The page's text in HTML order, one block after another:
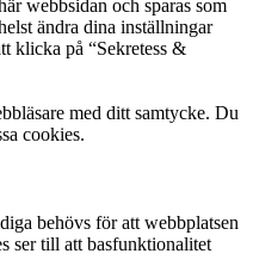
webbsidan och sparas som
ändra dina inställningar
klicka på “Sekretess &
med ditt samtycke. Du
cookies.
behövs för att webbplatsen
ser till att basfunktionalitet